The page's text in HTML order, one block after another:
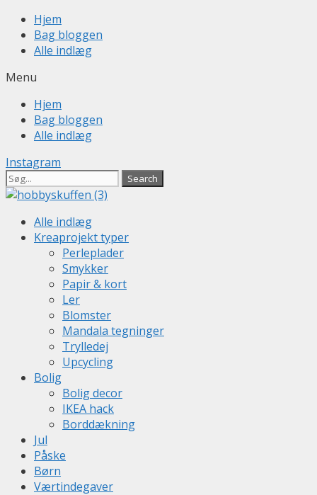
Skip
content
Hjem
Bag bloggen
Alle indlæg
Menu
Hjem
Bag bloggen
Alle indlæg
Instagram
Search
Alle indlæg
Kreaprojekt typer
Perleplader
Smykker
Papir & kort
Ler
Blomster
Mandala tegninger
Trylledej
Upcycling
Bolig
Bolig decor
IKEA hack
Borddækning
Jul
Påske
Børn
Værtindegaver